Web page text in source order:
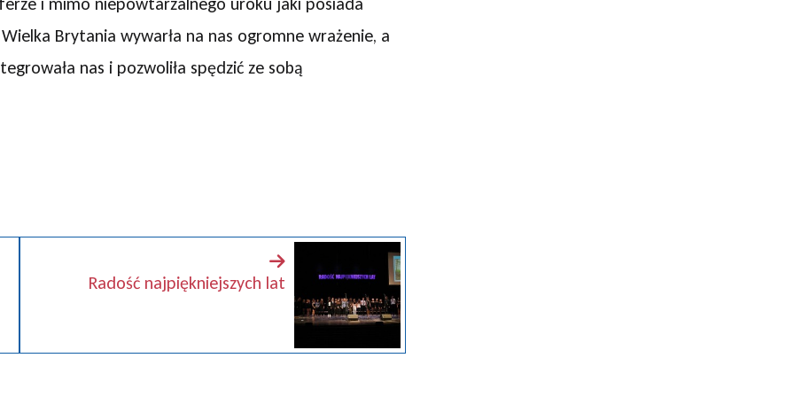
Brytania wywarła na nas ogromne wrażenie, a
nas i pozwoliła spędzić ze sobą
Radość najpiękniejszych lat